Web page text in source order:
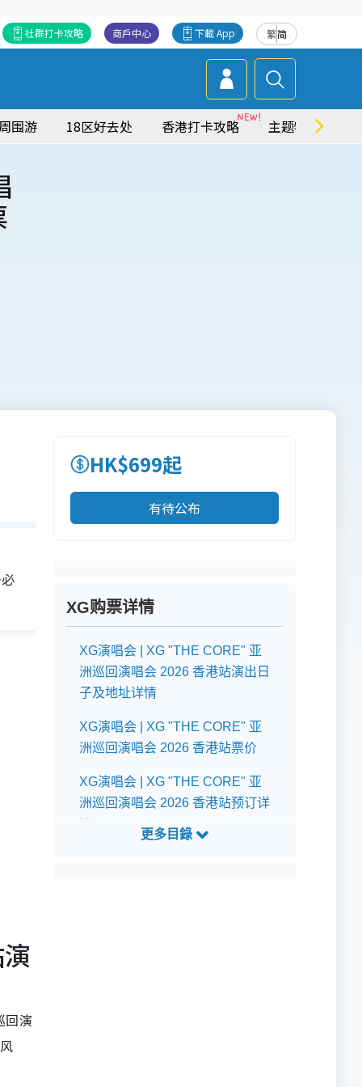
繁简
下載 App
商戶中心
社群打卡攻略
周围游 18区好去处 香港打卡攻略 主题特集
回演
HK$699起
有待公布
XG购票详情
XG演唱会 | XG "THE CORE" 亚
洲巡回演唱会 2026 香港站演出日
子及地址详情
XG演唱会 | XG "THE CORE" 亚
洲巡回演唱会 2026 香港站票价
XG演唱会 | XG "THE CORE" 亚
洲巡回演唱会 2026 香港站预订详
情